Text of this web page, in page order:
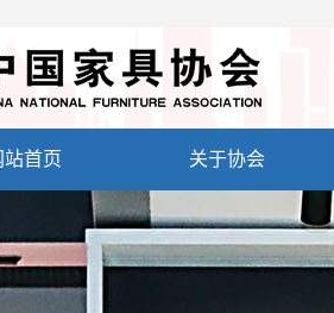
站首页 关于协会